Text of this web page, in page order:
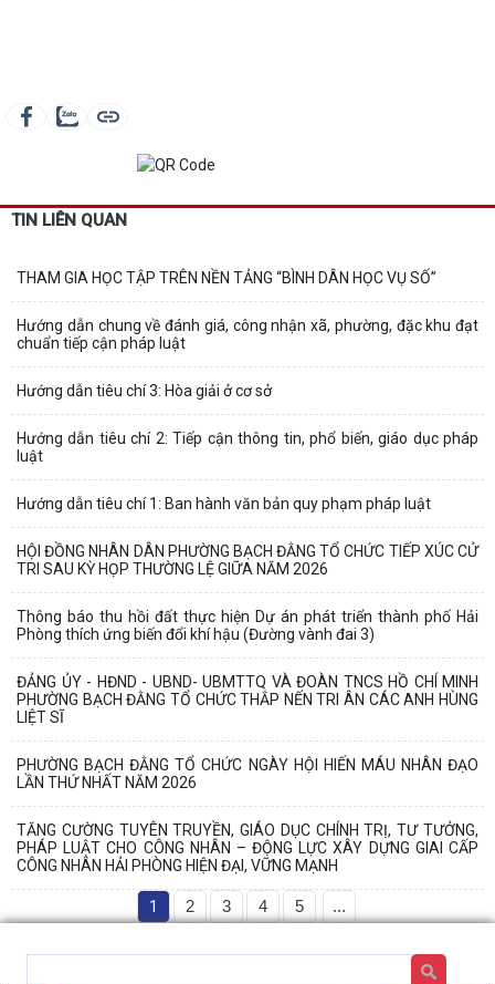
TIN LIÊN QUAN
THAM GIA HỌC TẬP TRÊN NỀN TẢNG “BÌNH DÂN HỌC VỤ SỐ”
Hướng dẫn chung về đánh giá, công nhận xã, phường, đặc khu đạt
chuẩn tiếp cận pháp luật
Hướng dẫn tiêu chí 3: Hòa giải ở cơ sở
Hướng dẫn tiêu chí 2: Tiếp cận thông tin, phổ biến, giáo dục pháp
luật
Hướng dẫn tiêu chí 1: Ban hành văn bản quy phạm pháp luật
HỘI ĐỒNG NHÂN DÂN PHƯỜNG BẠCH ĐẰNG TỔ CHỨC TIẾP XÚC CỬ
TRI SAU KỲ HỌP THƯỜNG LỆ GIỮA NĂM 2026
Thông báo thu hồi đất thực hiện Dự án phát triển thành phố Hải
Phòng thích ứng biến đổi khí hậu (Đường vành đai 3)
ĐẢNG ỦY - HĐND - UBND- UBMTTQ VÀ ĐOÀN TNCS HỒ CHÍ MINH
PHƯỜNG BẠCH ĐẰNG TỔ CHỨC THẮP NẾN TRI ÂN CÁC ANH HÙNG
LIỆT SĨ
PHƯỜNG BẠCH ĐẰNG TỔ CHỨC NGÀY HỘI HIẾN MÁU NHÂN ĐẠO
LẦN THỨ NHẤT NĂM 2026
TĂNG CƯỜNG TUYÊN TRUYỀN, GIÁO DỤC CHÍNH TRỊ, TƯ TƯỞNG,
PHÁP LUẬT CHO CÔNG NHÂN – ĐỘNG LỰC XÂY DỰNG GIAI CẤP
CÔNG NHÂN HẢI PHÒNG HIỆN ĐẠI, VỮNG MẠNH
1 2 3 4 5 ...